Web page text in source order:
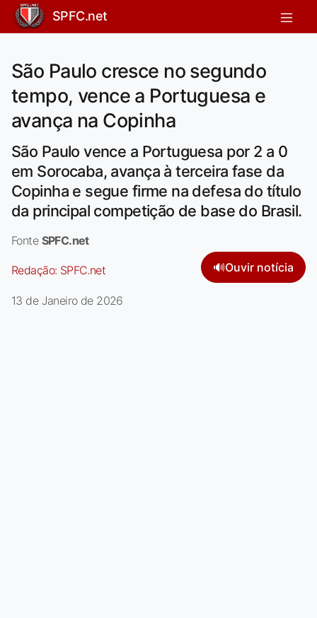
SPFC.net
São Paulo cresce no segundo
tempo, vence a Portuguesa e
avança na Copinha
São Paulo vence a Portuguesa por 2 a 0
em Sorocaba, avança à terceira fase da
Copinha e segue firme na defesa do título
da principal competição de base do Brasil.
Fonte SPFC.net
Redação: SPFC.net 🔊Ouvir notícia
13 de Janeiro de 2026